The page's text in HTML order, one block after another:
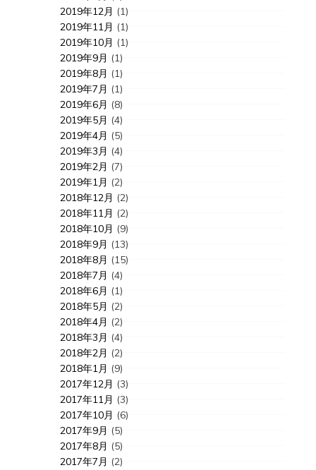
2019年12月 (1)
2019年11月 (1)
2019年10月 (1)
2019年9月 (1)
2019年8月 (1)
2019年7月 (1)
2019年6月 (8)
2019年5月 (4)
2019年4月 (5)
2019年3月 (4)
2019年2月 (7)
2019年1月 (2)
2018年12月 (2)
2018年11月 (2)
2018年10月 (9)
2018年9月 (13)
2018年8月 (15)
2018年7月 (4)
2018年6月 (1)
2018年5月 (2)
2018年4月 (2)
2018年3月 (4)
2018年2月 (2)
2018年1月 (9)
2017年12月 (3)
2017年11月 (3)
2017年10月 (6)
2017年9月 (5)
2017年8月 (5)
2017年7月 (2)